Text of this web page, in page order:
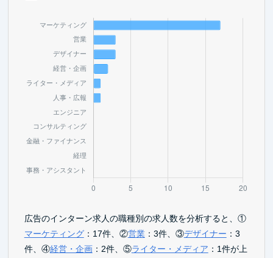
広告のインターン求人の職種別の求人数を分析すると、①
マーケティング：17件、②営業：3件、③デザイナー ：3
件、④経営・企画：2件、⑤ライター・メディア ：1件が上